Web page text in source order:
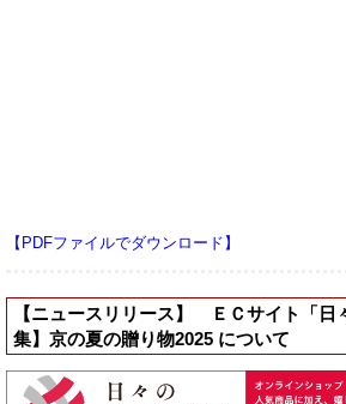
【PDFファイルでダウンロード】
【ニュースリリース】 ＥＣサイト「日
集】京の夏の贈り物2025 について